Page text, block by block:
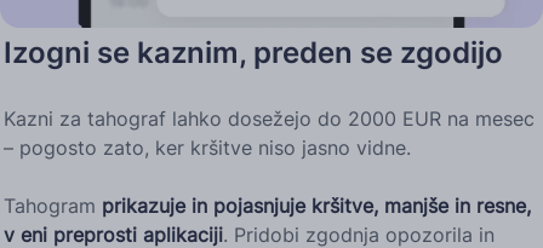
Izogni se kaznim, preden se zgodijo
Kazni za tahograf lahko dosežejo do 2000 EUR na mesec
– pogosto zato, ker kršitve niso jasno vidne.
Tahogram prikazuje in pojasnjuje kršitve, manjše in resne,
v eni preprosti aplikaciji. Pridobi zgodnja opozorila in